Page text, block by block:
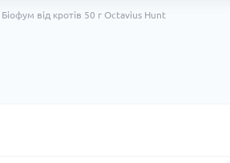
від кротів 50 г Octavius ​​Hunt